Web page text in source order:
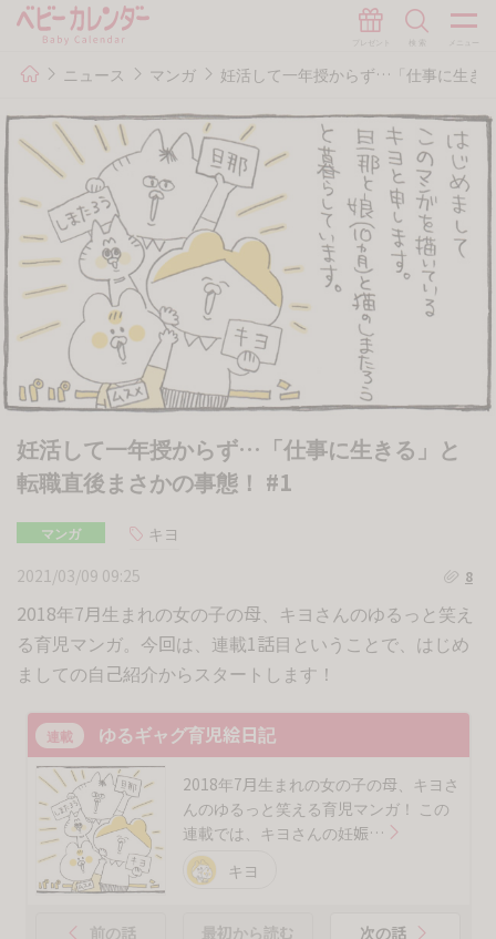
ニュース マンガ 妊活して一年授からず…「仕事に生き
妊活して一年授からず…「仕事に生きる」と
転職直後まさかの事態！ #1
マンガ
キヨ
2021/03/09 09:25
8
2018年7月生まれの女の子の母、キヨさんのゆるっと笑え
る育児マンガ。今回は、連載1話目ということで、はじめ
ましての自己紹介からスタートします！
連載 ゆるギャグ育児絵日記
2018年7月生まれの女の子の母、キヨさ
んのゆるっと笑える育児マンガ！ この
連載では、キヨさんの妊娠…
キヨ
前の話 最初から読む 次の話